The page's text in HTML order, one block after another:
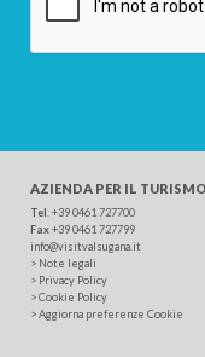
AZIENDA PER IL TURISMO
Tel +39 0461 727700
Fax+39 0461 727799
info@visitvalsugana.it
> Note legali
> Privacy Policy
>Cookie Policy
>Aggiorna preferenze Cookie